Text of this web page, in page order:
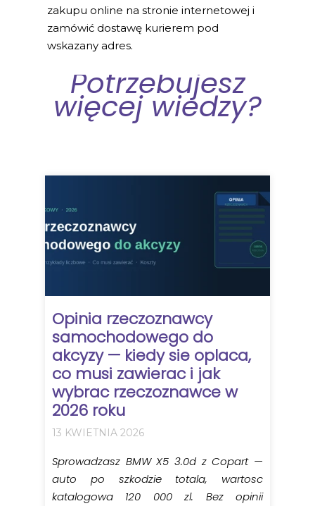
zakupu online na stronie internetowej i
zamówić dostawę kurierem pod
wskazany adres.
Potrzebujesz
więcej wiedzy?
Opinia rzeczoznawcy
samochodowego do
akcyzy — kiedy sie oplaca,
co musi zawierac i jak
wybrac rzeczoznawce w
2026 roku
13 KWIETNIA 2026
Sprowadzasz BMW X5 3.0d z Copart —
auto po szkodzie totala, wartosc
katalogowa 120 000 zl. Bez opinii